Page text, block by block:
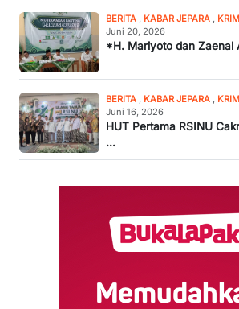
BERITA , KABAR JEPARA ,
Juni 20, 2026
*H. Mariyoto dan Zaenal
BERITA , KABAR JEPARA ,
Juni 16, 2026
HUT Pertama RSINU
...